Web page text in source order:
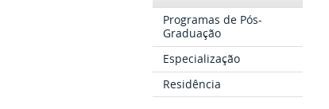
Programas de Pós-
Graduação
Especialização
Residência